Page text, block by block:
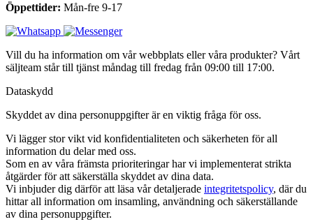
Öppettider: Mån-fre 9-17
Vill du ha information om vår webbplats eller våra produkter? Vårt
säljteam står till tjänst måndag till fredag från 09:00 till 17:00.
Dataskydd
Skyddet av dina personuppgifter är en viktig fråga för oss.
Vi lägger stor vikt vid konfidentialiteten och säkerheten för all
information du delar med oss.
Som en av våra främsta prioriteringar har vi implementerat strikta
åtgärder för att säkerställa skyddet av dina data.
Vi inbjuder dig därför att läsa vår detaljerade integritetspolicy, där du
hittar all information om insamling, användning och säkerställande
av dina personuppgifter.